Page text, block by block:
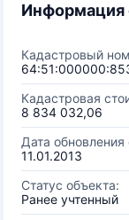
Информация
Кадастровый
Кадастровая
8 834 032,06
Дата обновления
11.01.2013
Статус объекта:
Ранее учтенный